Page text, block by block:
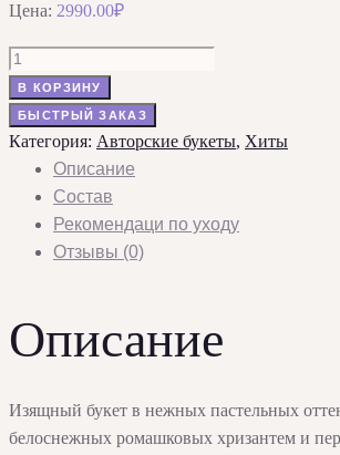
Цена: 2990.00₽
Количество
товара
Букет
«Нежный
туман»
кустовой
розой
В КОРЗИНУ
БЫСТРЫЙ ЗАКАЗ
Категория: Авторские букеты, Хиты
Описание
Состав
Рекомендаци по уходу
Отзывы (0)
Описание
Изящный букет в нежных пастельных
белоснежных ромашковых хризантем и